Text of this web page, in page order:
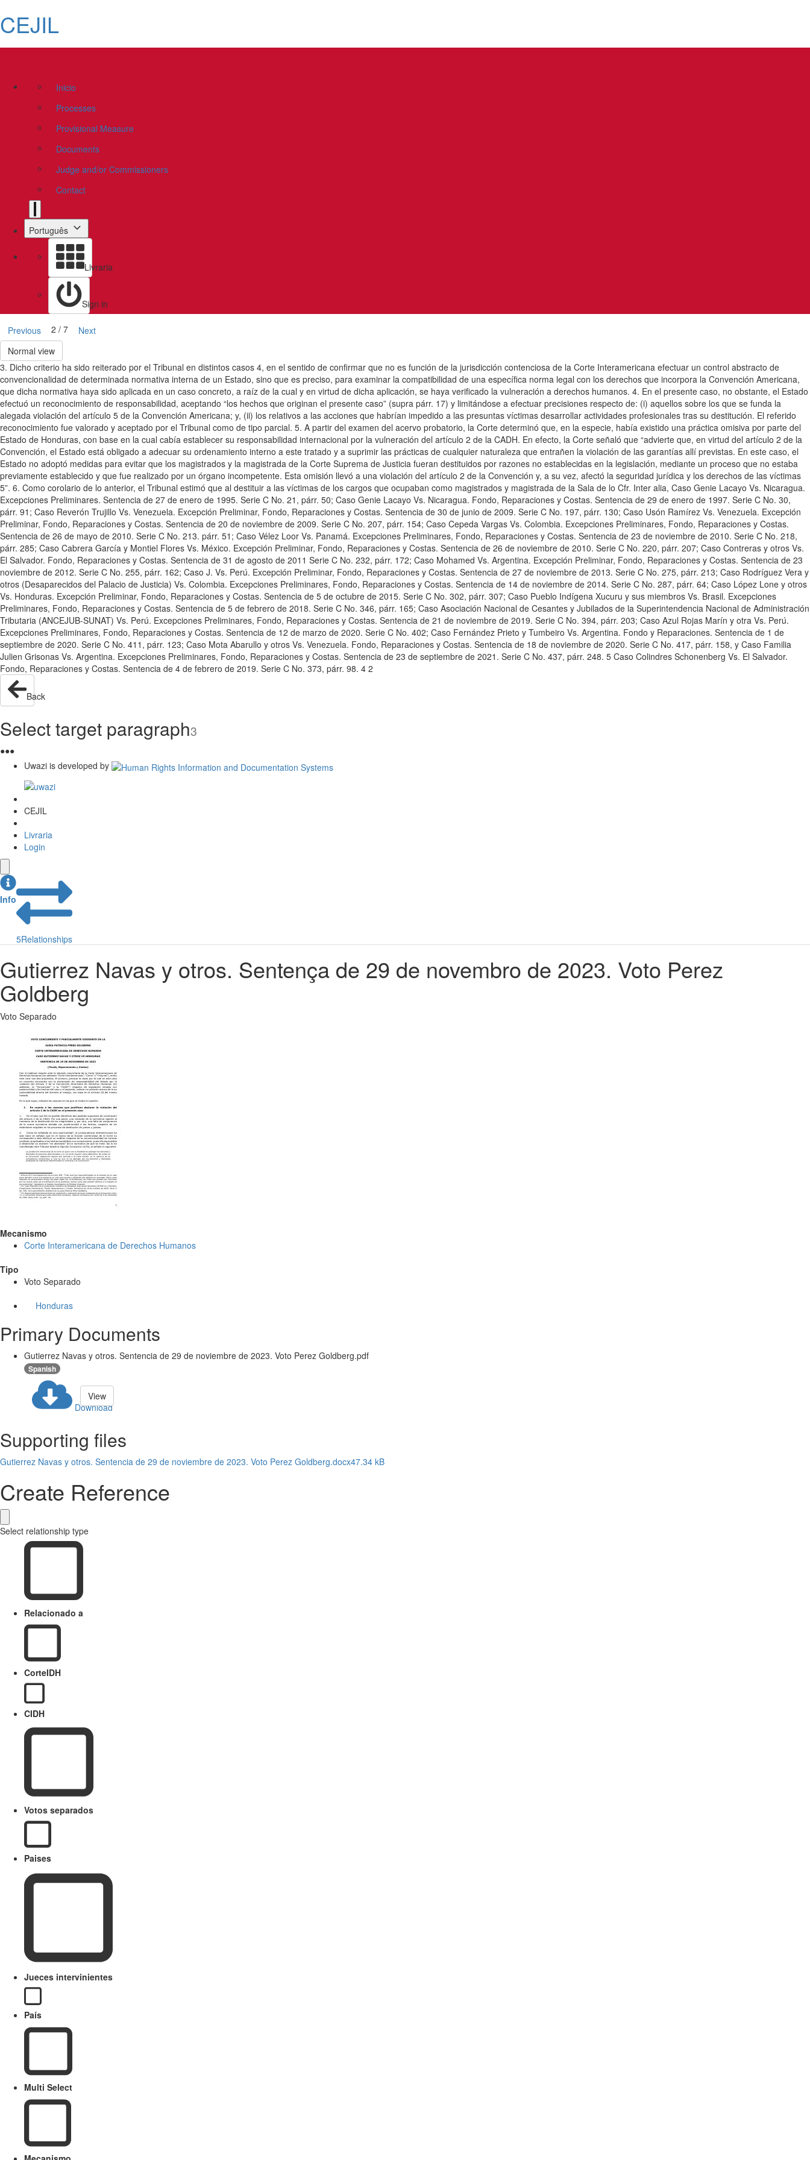
CEJIL
Inicio
Processes
Provisional Measure
Documents
Judge and/or Commissioners
Contact
Português
Livraria
Sign in
Previous 2 / 7
Next
Normal view
3. Dicho criterio ha sido reiterado por el Tribunal en distintos casos 4, en el sentido de confirmar que no es función de la jurisdicción contenciosa de la Corte Interamericana efectuar un control abstracto de
convencionalidad de determinada normativa interna de un Estado, sino que es preciso, para examinar la compatibilidad de una específica norma legal con los derechos que incorpora la Convención Americana,
que dicha normativa haya sido aplicada en un caso concreto, a raíz de la cual y en virtud de dicha aplicación, se haya verificado la vulneración a derechos humanos. 4. En el presente caso, no obstante, el Estado
efectuó un reconocimiento de responsabilidad, aceptando “los hechos que originan el presente caso” (supra párr. 17) y limitándose a efectuar precisiones respecto de: (i) aquellos sobre los que se funda la
alegada violación del artículo 5 de la Convención Americana; y, (ii) los relativos a las acciones que habrían impedido a las presuntas víctimas desarrollar actividades profesionales tras su destitución. El referido
reconocimiento fue valorado y aceptado por el Tribunal como de tipo parcial. 5. A partir del examen del acervo probatorio, la Corte determinó que, en la especie, había existido una práctica omisiva por parte del
Estado de Honduras, con base en la cual cabía establecer su responsabilidad internacional por la vulneración del artículo 2 de la CADH. En efecto, la Corte señaló que “advierte que, en virtud del artículo 2 de la
Convención, el Estado está obligado a adecuar su ordenamiento interno a este tratado y a suprimir las prácticas de cualquier naturaleza que entrañen la violación de las garantías allí previstas. En este caso, el
Estado no adoptó medidas para evitar que los magistrados y la magistrada de la Corte Suprema de Justicia fueran destituidos por razones no establecidas en la legislación, mediante un proceso que no estaba
previamente establecido y que fue realizado por un órgano incompetente. Esta omisión llevó a una violación del artículo 2 de la Convención y, a su vez, afectó la seguridad jurídica y los derechos de las víctimas
5”. 6. Como corolario de lo anterior, el Tribunal estimó que al destituir a las víctimas de los cargos que ocupaban como magistrados y magistrada de la Sala de lo Cfr. Inter alia, Caso Genie Lacayo Vs. Nicaragua.
Excepciones Preliminares. Sentencia de 27 de enero de 1995. Serie C No. 21, párr. 50; Caso Genie Lacayo Vs. Nicaragua. Fondo, Reparaciones y Costas. Sentencia de 29 de enero de 1997. Serie C No. 30,
párr. 91; Caso Reverón Trujillo Vs. Venezuela. Excepción Preliminar, Fondo, Reparaciones y Costas. Sentencia de 30 de junio de 2009. Serie C No. 197, párr. 130; Caso Usón Ramírez Vs. Venezuela. Excepción
Preliminar, Fondo, Reparaciones y Costas. Sentencia de 20 de noviembre de 2009. Serie C No. 207, párr. 154; Caso Cepeda Vargas Vs. Colombia. Excepciones Preliminares, Fondo, Reparaciones y Costas.
Sentencia de 26 de mayo de 2010. Serie C No. 213. párr. 51; Caso Vélez Loor Vs. Panamá. Excepciones Preliminares, Fondo, Reparaciones y Costas. Sentencia de 23 de noviembre de 2010. Serie C No. 218,
párr. 285; Caso Cabrera García y Montiel Flores Vs. México. Excepción Preliminar, Fondo, Reparaciones y Costas. Sentencia de 26 de noviembre de 2010. Serie C No. 220, párr. 207; Caso Contreras y otros Vs.
El Salvador. Fondo, Reparaciones y Costas. Sentencia de 31 de agosto de 2011 Serie C No. 232, párr. 172; Caso Mohamed Vs. Argentina. Excepción Preliminar, Fondo, Reparaciones y Costas. Sentencia de 23
noviembre de 2012. Serie C No. 255, párr. 162; Caso J. Vs. Perú. Excepción Preliminar, Fondo, Reparaciones y Costas. Sentencia de 27 de noviembre de 2013. Serie C No. 275, párr. 213; Caso Rodríguez Vera y
otros (Desaparecidos del Palacio de Justicia) Vs. Colombia. Excepciones Preliminares, Fondo, Reparaciones y Costas. Sentencia de 14 de noviembre de 2014. Serie C No. 287, párr. 64; Caso López Lone y otros
Vs. Honduras. Excepción Preliminar, Fondo, Reparaciones y Costas. Sentencia de 5 de octubre de 2015. Serie C No. 302, párr. 307; Caso Pueblo Indígena Xucuru y sus miembros Vs. Brasil. Excepciones
Preliminares, Fondo, Reparaciones y Costas. Sentencia de 5 de febrero de 2018. Serie C No. 346, párr. 165; Caso Asociación Nacional de Cesantes y Jubilados de la Superintendencia Nacional de Administración
Tributaria (ANCEJUB-SUNAT) Vs. Perú. Excepciones Preliminares, Fondo, Reparaciones y Costas. Sentencia de 21 de noviembre de 2019. Serie C No. 394, párr. 203; Caso Azul Rojas Marín y otra Vs. Perú.
Excepciones Preliminares, Fondo, Reparaciones y Costas. Sentencia de 12 de marzo de 2020. Serie C No. 402; Caso Fernández Prieto y Tumbeiro Vs. Argentina. Fondo y Reparaciones. Sentencia de 1 de
septiembre de 2020. Serie C No. 411, párr. 123; Caso Mota Abarullo y otros Vs. Venezuela. Fondo, Reparaciones y Costas. Sentencia de 18 de noviembre de 2020. Serie C No. 417, párr. 158, y Caso Familia
Julien Grisonas Vs. Argentina. Excepciones Preliminares, Fondo, Reparaciones y Costas. Sentencia de 23 de septiembre de 2021. Serie C No. 437, párr. 248. 5 Caso Colindres Schonenberg Vs. El Salvador.
Fondo, Reparaciones y Costas. Sentencia de 4 de febrero de 2019. Serie C No. 373, párr. 98. 4 2
Back
Select target paragraph3
●●●
Uwazi is developed by
CEJIL
Livraria
Login
Info
5Relationships
Gutierrez Navas y otros. Sentença de 29 de novembro de 2023. Voto Perez
Goldberg
Voto Separado
Mecanismo
Corte Interamericana de Derechos Humanos
Tipo
Voto Separado
Honduras
Primary Documents
Gutierrez Navas y otros. Sentencia de 29 de noviembre de 2023. Voto Perez Goldberg.pdf
Spanish
Download
View
Supporting files
Gutierrez Navas y otros. Sentencia de 29 de noviembre de 2023. Voto Perez Goldberg.docx47.34 kB
Create Reference
Select relationship type
Relacionado a
CorteIDH
CIDH
Votos separados
Paises
Jueces intervinientes
País
Multi Select